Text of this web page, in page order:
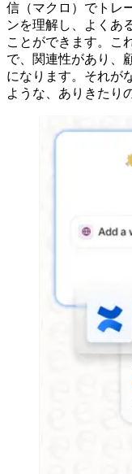
信（マクロ）でトレ
ンを理解し、よくあ
ことができます。こ
で、関連性があり、
になります。それが
ような、ありきたり